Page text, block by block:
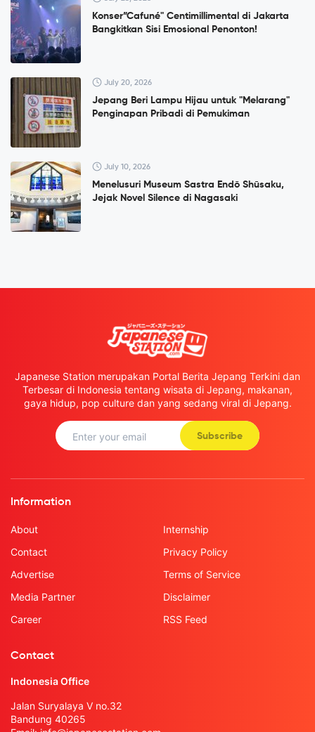
Konser”Cafuné" Centimillimental di Jakarta
Bangkitkan Sisi Emosional Penonton!
July 20, 2026
Jepang Beri Lampu Hijau untuk "Melarang"
Penginapan Pribadi di Pemukiman
July 10, 2026
Menelusuri Museum Sastra Endō Shūsaku,
Jejak Novel Silence di Nagasaki
Japanese Station merupakan Portal Berita Jepang Terkini dan
Terbesar di Indonesia tentang wisata di Jepang, makanan,
gaya hidup, pop culture dan yang sedang viral di Jepang.
Subscribe
Information
About
Contact
Advertise
Media Partner
Career
Internship
Privacy Policy
Terms of Service
Disclaimer
RSS Feed
Contact
Indonesia Office
Jalan Suryalaya V no.32
Bandung 40265